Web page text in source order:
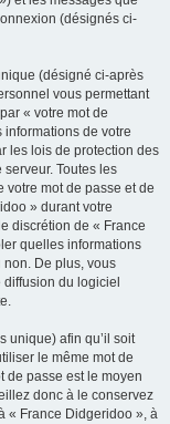
(désignés ci-
(désigné ci-après
vous permettant
« votre mot de
de votre
les lois de protection des
Toutes les
votre mot de passe et de
» durant votre
discrétion de « France
quelles informations
De plus, vous
du logiciel
unique) afin qu’il soit
le même mot de
de passe est le moyen
donc à le conservez
« France Didgeridoo », à